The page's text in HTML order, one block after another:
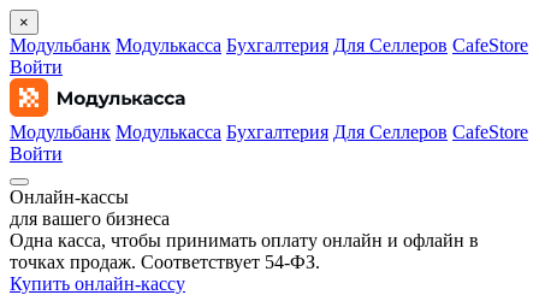
×
Модульбанк Модулькасса Бухгалтерия Для Селлеров CafeStore
Войти
Модульбанк Модулькасса Бухгалтерия Для Селлеров CafeStore
Войти
Онлайн‑кассы
для вашего бизнеса
Одна касса, чтобы принимать оплату онлайн и офлайн в
точках продаж. Соответствует 54‑ФЗ.
Купить онлайн-кассу